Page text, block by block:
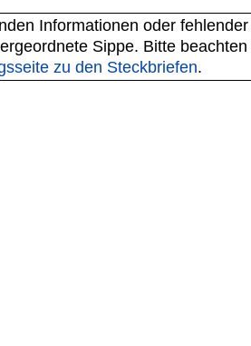
Informationen oder
Sippe. Bitte
zu den Steckbriefen.